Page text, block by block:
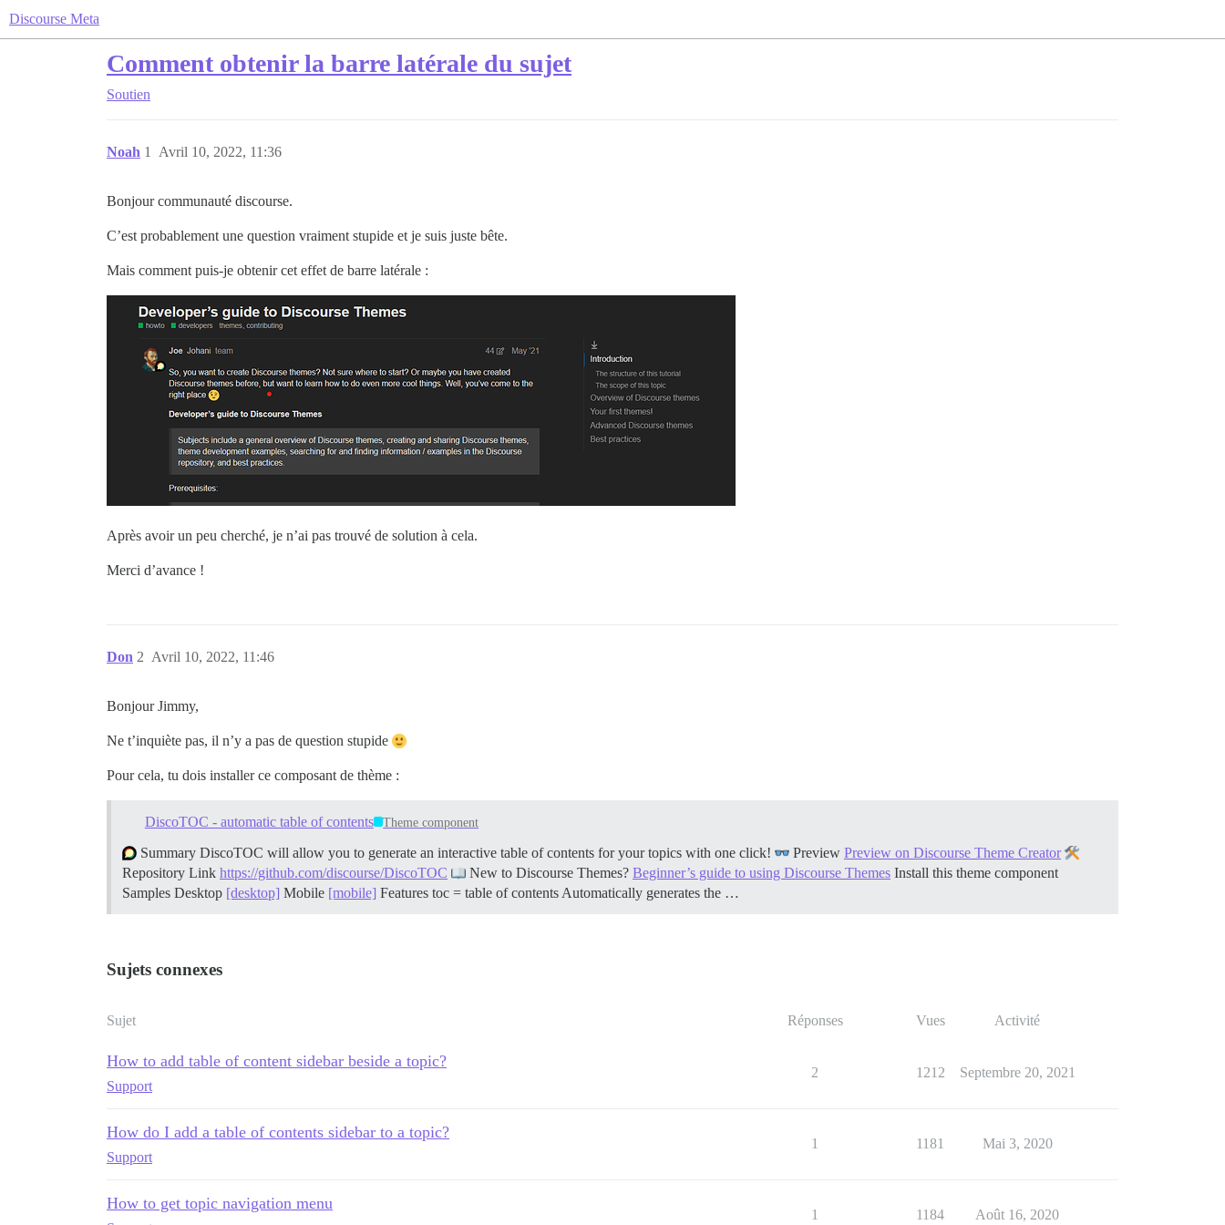
Discourse Meta
Comment obtenir la barre latérale du sujet
Soutien
Noah Avril 10, 2022, 11:36
1
Bonjour communauté discourse.
C’est probablement une question vraiment stupide et je suis juste bête.
Mais comment puis-je obtenir cet effet de barre latérale :
Après avoir un peu cherché, je n’ai pas trouvé de solution à cela.
Merci d’avance !
Don Avril 10, 2022, 11:46
2
Bonjour Jimmy,
Ne t’inquiète pas, il n’y a pas de question stupide
Pour cela, tu dois installer ce composant de thème :
DiscoTOC - automatic table of contents Theme component
Summary DiscoTOC will allow you to generate an interactive table of contents for your topics with one click! Preview Preview on Discourse Theme Creator
Repository Link https://github.com/discourse/DiscoTOC New to Discourse Themes? Beginner’s guide to using Discourse Themes Install this theme component
Samples Desktop [desktop] Mobile [mobile] Features toc = table of contents Automatically generates the …
Sujets connexes
Sujet Réponses Vues Activité
How to add table of content sidebar beside a topic?
Support
2 1212 Septembre 20, 2021
How do I add a table of contents sidebar to a topic?
Support
1 1181 Mai 3, 2020
How to get topic navigation menu
1 1184 Août 16, 2020